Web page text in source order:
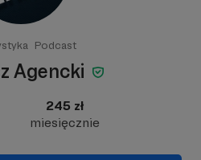
Podcast
Agencki
245 zł
miesięcznie